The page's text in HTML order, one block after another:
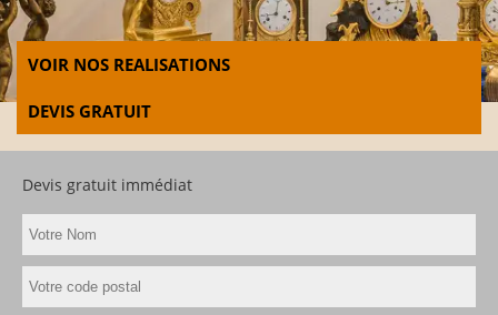
VOIR NOS REALISATIONS
DEVIS GRATUIT
Devis gratuit immédiat